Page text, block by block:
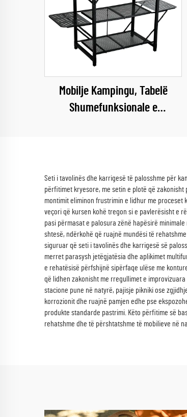
Mobilje Kampingu, Tabelë
Shumefunksionale e
Seti i tavolinës dhe karrigesë të palosshme për
përfitimet kryesore, me setin e plotë që
montimit eliminon frustrimin e lidhur me proceset
veçori që kursen kohë tregon si e pavlerësisht e
pasi përmasat e palosura zënë hapësirë
shtesë, ndërkohë që ruajnë mundësi të
siguruar që seti i tavolinës dhe karrigesë së
merret parasysh jetëgjatësia dhe aplikimet
e rehatësisë përfshijnë sipërfaqe ulëse me
që lidhen zakonisht me rregullimet e
stacione pune në natyrë, pajisje pikniki ose
korrozionit dhe ruajnë pamjen edhe pse
produkte standarde pastrimi. Këto përfitime së
rehatshme dhe të përshtatshme të mobilieve në